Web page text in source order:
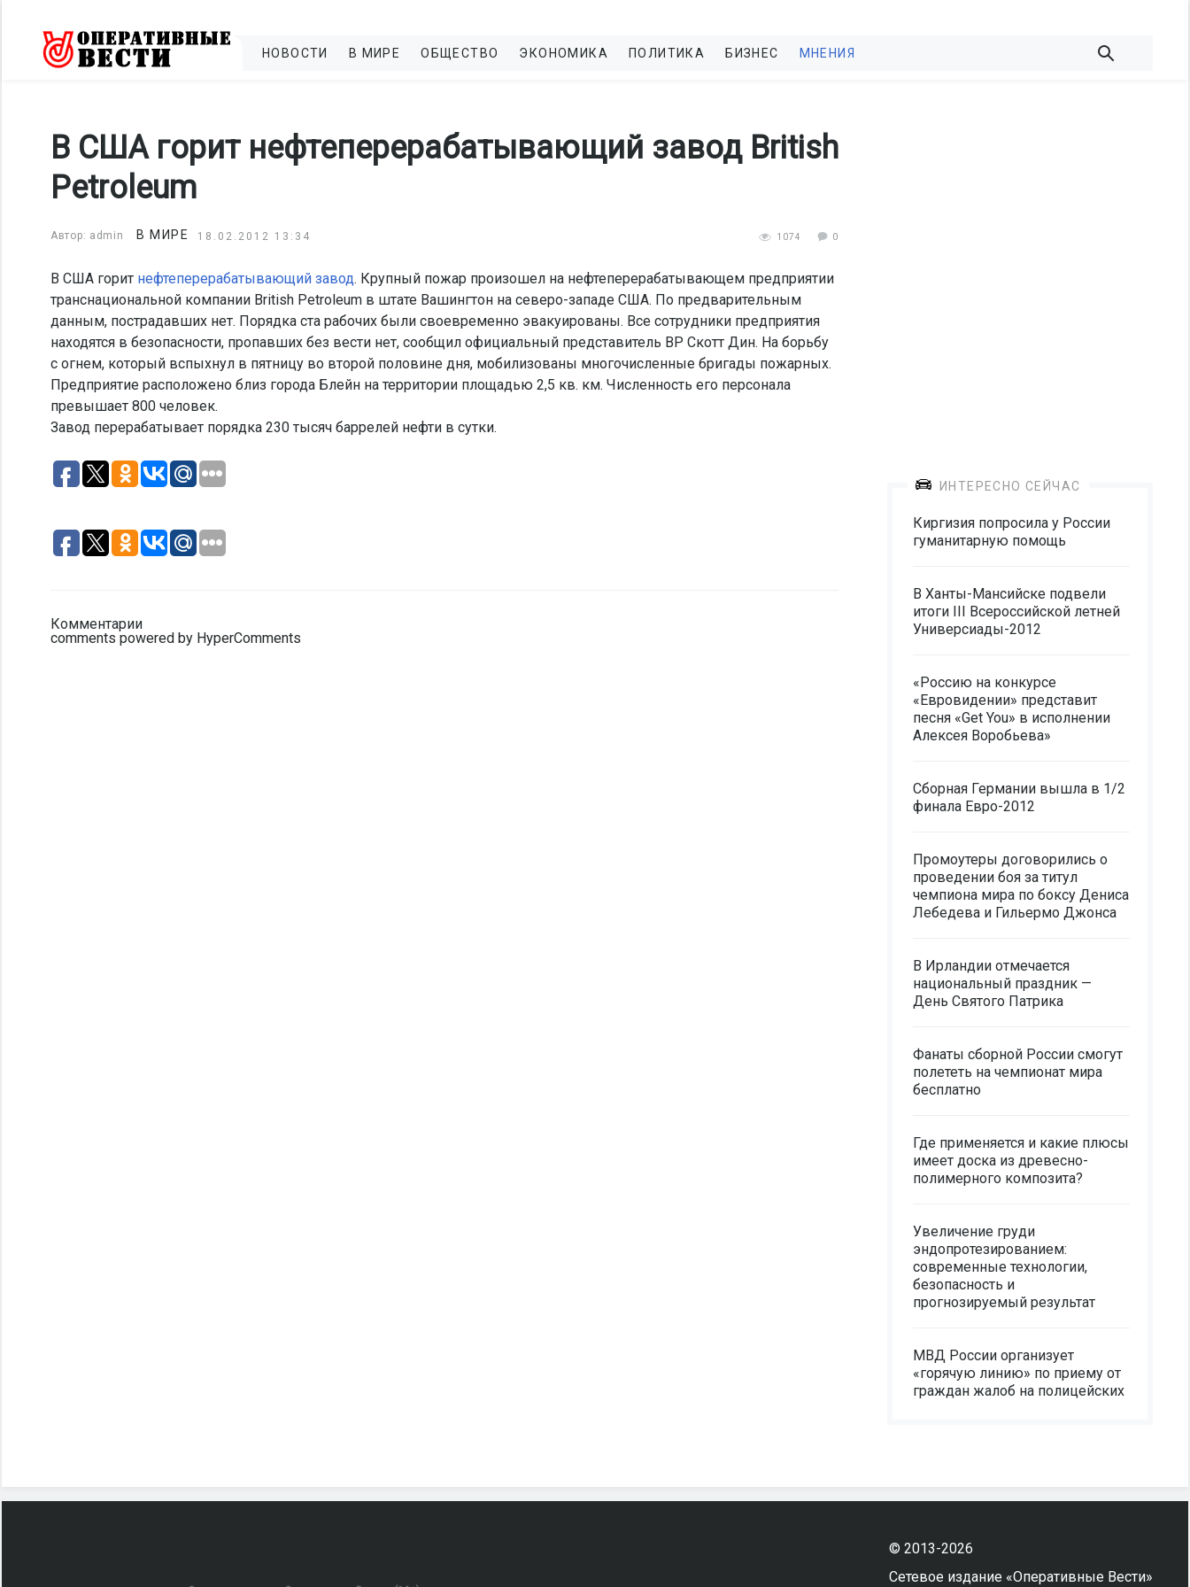
НОВОСТИ В МИРЕ ОБЩЕСТВО ЭКОНОМИКА ПОЛИТИКА БИЗНЕС МНЕНИЯ
В США горит нефтеперерабатывающий завод British
Petroleum
Автор: admin В МИРЕ 18.02.2012 13:34 1074 0
В США горит нефтеперерабатывающий завод. Крупный пожар произошел на нефтеперерабатывающем предприятии
транснациональной компании British Petroleum в штате Вашингтон на северо-западе США. По предварительным
данным, пострадавших нет. Порядка ста рабочих были своевременно эвакуированы. Все сотрудники предприятия
находятся в безопасности, пропавших без вести нет, сообщил официальный представитель ВР Скотт Дин. На борьбу
с огнем, который вспыхнул в пятницу во второй половине дня, мобилизованы многочисленные бригады пожарных.
Предприятие расположено близ города Блейн на территории площадью 2,5 кв. км. Численность его персонала
превышает 800 человек.
Завод перерабатывает порядка 230 тысяч баррелей нефти в сутки.
Комментарии
comments powered by HyperComments
ИНТЕРЕСНО СЕЙЧАС
Киргизия попросила у России
гуманитарную помощь
В Ханты-Мансийске подвели
итоги III Всероссийской летней
Универсиады-2012
«Россию на конкурсе
«Евровидении» представит
песня «Get You» в исполнении
Алексея Воробьева»
Сборная Германии вышла в 1/2
финала Евро-2012
Промоутеры договорились о
проведении боя за титул
чемпиона мира по боксу Дениса
Лебедева и Гильермо Джонса
В Ирландии отмечается
национальный праздник —
День Святого Патрика
Фанаты сборной России смогут
полететь на чемпионат мира
бесплатно
Где применяется и какие плюсы
имеет доска из древесно-
полимерного композита?
Увеличение груди
эндопротезированием:
современные технологии,
безопасность и
прогнозируемый результат
МВД России организует
«горячую линию» по приему от
граждан жалоб на полицейских
© 2013-2026
Сетевое издание «Оперативные Вести»